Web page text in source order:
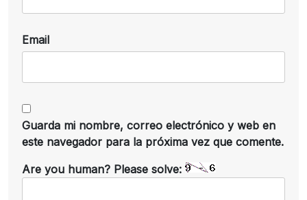
Email
Guarda mi nombre, correo electrónico y web en
este navegador para la próxima vez que comente.
Are you human? Please solve: